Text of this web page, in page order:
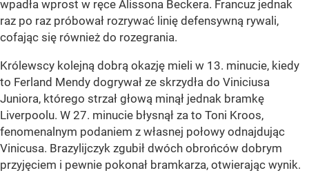
wpadła wprost w ręce Alissona Beckera. Francuz jednak
raz po raz próbował rozrywać linię defensywną rywali,
cofając się również do rozegrania.
Królewscy kolejną dobrą okazję mieli w 13. minucie, kiedy
to Ferland Mendy dogrywał ze skrzydła do Viniciusa
Juniora, którego strzał głową minął jednak bramkę
Liverpoolu. W 27. minucie błysnął za to Toni Kroos,
fenomenalnym podaniem z własnej połowy odnajdując
Vinicusa. Brazylijczyk zgubił dwóch obrońców dobrym
przyjęciem i pewnie pokonał bramkarza, otwierając wynik.